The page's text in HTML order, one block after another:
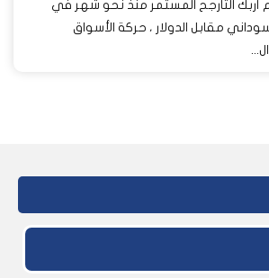
-27 يناير 2020م أربك التأرجح المستمر منذ نحو شهر في
مقابل الدولار ، حركة الأسواق